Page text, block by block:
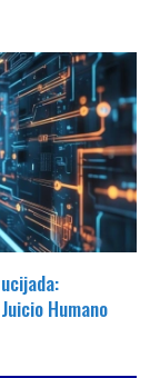
Humano